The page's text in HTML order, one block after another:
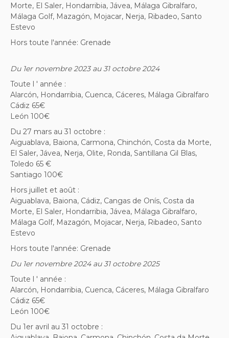
Morte, El Saler, Hondarribia, Jávea, Málaga Gibralfaro,
Málaga Golf, Mazagón, Mojacar, Nerja, Ribadeo, Santo
Estevo
Hors toute l'année: Grenade
Du 1er novembre 2023 au 31 octobre 2024
Toute l ' année :
Alarcón, Hondarribia, Cuenca, Cáceres, Málaga Gibralfaro
Cádiz 65€
León 100€
Du 27 mars au 31 octobre :
Aiguablava, Baiona, Carmona, Chinchón, Costa da Morte,
El Saler, Jávea, Nerja, Olite, Ronda, Santillana Gil Blas,
Toledo 65 €
Santiago 100€
Hors juillet et août :
Aiguablava, Baiona, Cádiz, Cangas de Onís, Costa da
Morte, El Saler, Hondarribia, Jávea, Málaga Gibralfaro,
Málaga Golf, Mazagón, Mojacar, Nerja, Ribadeo, Santo
Estevo
Hors toute l'année: Grenade
Du 1er novembre 2024 au 31 octobre 2025
Toute l ' année :
Alarcón, Hondarribia, Cuenca, Cáceres, Málaga Gibralfaro
Cádiz 65€
León 100€
Du 1er avril au 31 octobre :